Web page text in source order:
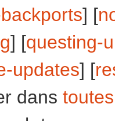
] [
] [questing-
updates] [
dans